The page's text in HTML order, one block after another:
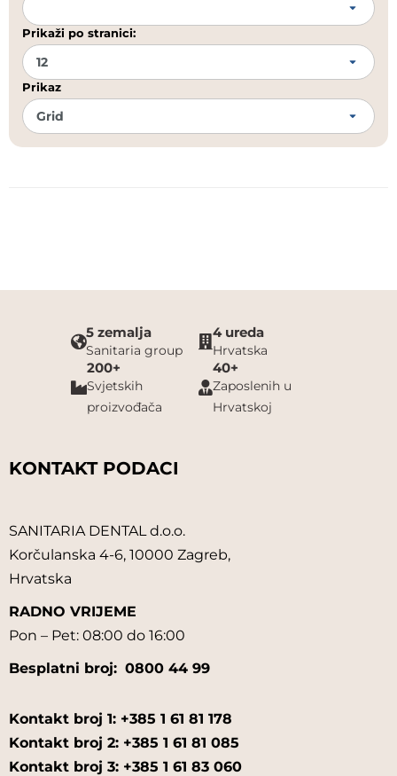
Prikaži po stranici:
Prikaz
5 zemalja
Sanitaria group
4 ureda
Hrvatska
200+
Svjetskih
proizvođača
40+
Zaposlenih u
Hrvatskoj
KONTAKT PODACI
SANITARIA DENTAL d.o.o.
Korčulanska 4-6, 10000 Zagreb,
Hrvatska
RADNO VRIJEME
Pon – Pet: 08:00 do 16:00
Besplatni broj: 0800 44 99
Kontakt broj 1: +385 1 61 81 178
Kontakt broj 2: +385 1 61 81 085
Kontakt broj 3: +385 1 61 83 060